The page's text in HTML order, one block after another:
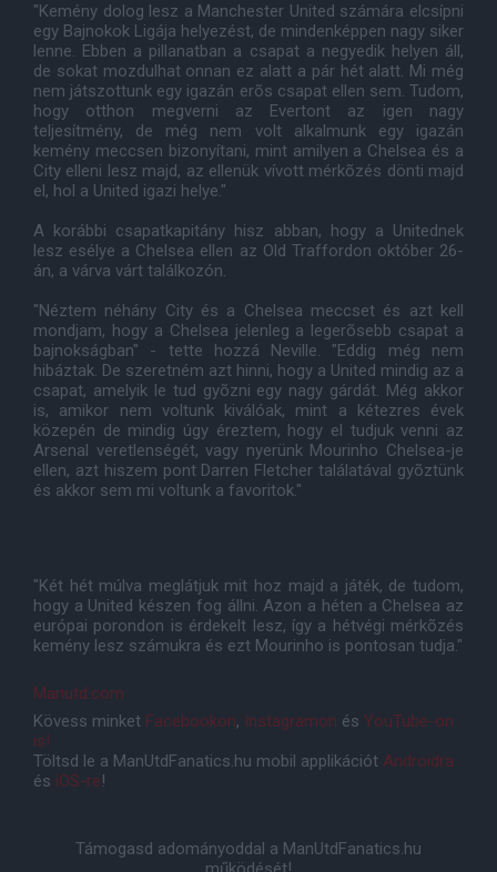
"Kemény dolog lesz a Manchester United számára elcsípni
egy Bajnokok Ligája helyezést, de mindenképpen nagy siker
lenne. Ebben a pillanatban a csapat a negyedik helyen áll,
de sokat mozdulhat onnan ez alatt a pár hét alatt. Mi még
nem játszottunk egy igazán erõs csapat ellen sem. Tudom,
hogy otthon megverni az Evertont az igen nagy
teljesítmény, de még nem volt alkalmunk egy igazán
kemény meccsen bizonyítani, mint amilyen a Chelsea és a
City elleni lesz majd, az ellenük vívott mérkõzés dönti majd
el, hol a United igazi helye."
A korábbi csapatkapitány hisz abban, hogy a Unitednek
lesz esélye a Chelsea ellen az Old Traffordon október 26-
án, a várva várt találkozón.
"Néztem néhány City és a Chelsea meccset és azt kell
mondjam, hogy a Chelsea jelenleg a legerõsebb csapat a
bajnokságban" - tette hozzá Neville. "Eddig még nem
hibáztak. De szeretném azt hinni, hogy a United mindig az a
csapat, amelyik le tud gyõzni egy nagy gárdát. Még akkor
is, amikor nem voltunk kiválóak, mint a kétezres évek
közepén de mindig úgy éreztem, hogy el tudjuk venni az
Arsenal veretlenségét, vagy nyerünk Mourinho Chelsea-je
ellen, azt hiszem pont Darren Fletcher találatával gyõztünk
és akkor sem mi voltunk a favoritok."
"Két hét múlva meglátjuk mit hoz majd a játék, de tudom,
hogy a United készen fog állni. Azon a héten a Chelsea az
európai porondon is érdekelt lesz, így a hétvégi mérkõzés
kemény lesz számukra és ezt Mourinho is pontosan tudja."
Manutd.com
Kövess minket Facebookon, Instagramon és YouTube-on
is!
Töltsd le a ManUtdFanatics.hu mobil applikációt Androidra
és iOS-re!
Támogasd adományoddal a ManUtdFanatics.hu